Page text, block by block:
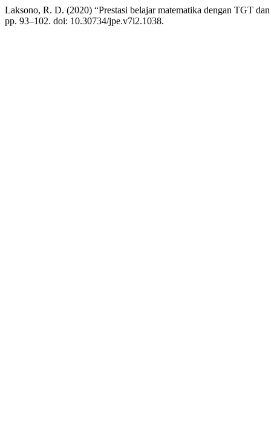
Laksono, R. D. (2020) “Prestasi belajar matematika dengan TGT
pp. 93–102. doi: 10.30734/jpe.v7i2.1038.